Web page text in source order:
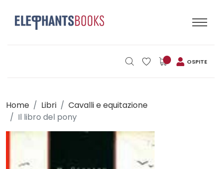
OSPITE
Home Libri
Cavalli e equitazione
Il libro del pony